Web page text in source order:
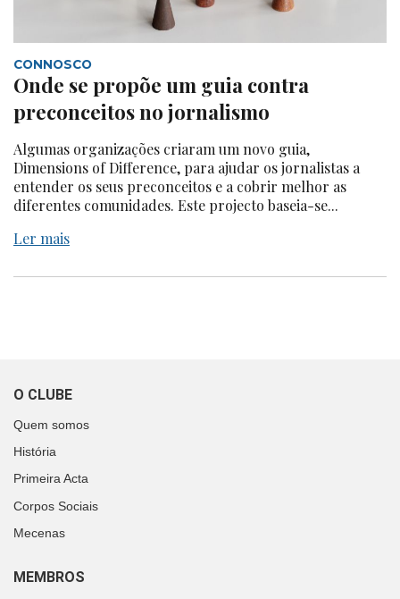
CONNOSCO
Onde se propõe um guia contra
preconceitos no jornalismo
Algumas organizações criaram um novo guia,
Dimensions of Difference, para ajudar os jornalistas a
entender os seus preconceitos e a cobrir melhor as
diferentes comunidades. Este projecto baseia-se...
Ler mais
O CLUBE
Quem somos
História
Primeira Acta
Corpos Sociais
Mecenas
MEMBROS